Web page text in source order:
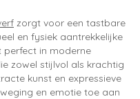
zorgt voor een tastbare
en fysiek aantrekkelijke
perfect in moderne
zowel stijlvol als krachtig
kunst en expressieve
en emotie toe aan